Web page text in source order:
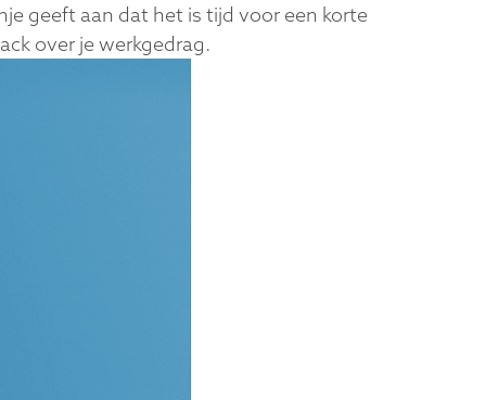
geeft aan dat het is tijd voor een korte
over je werkgedrag.